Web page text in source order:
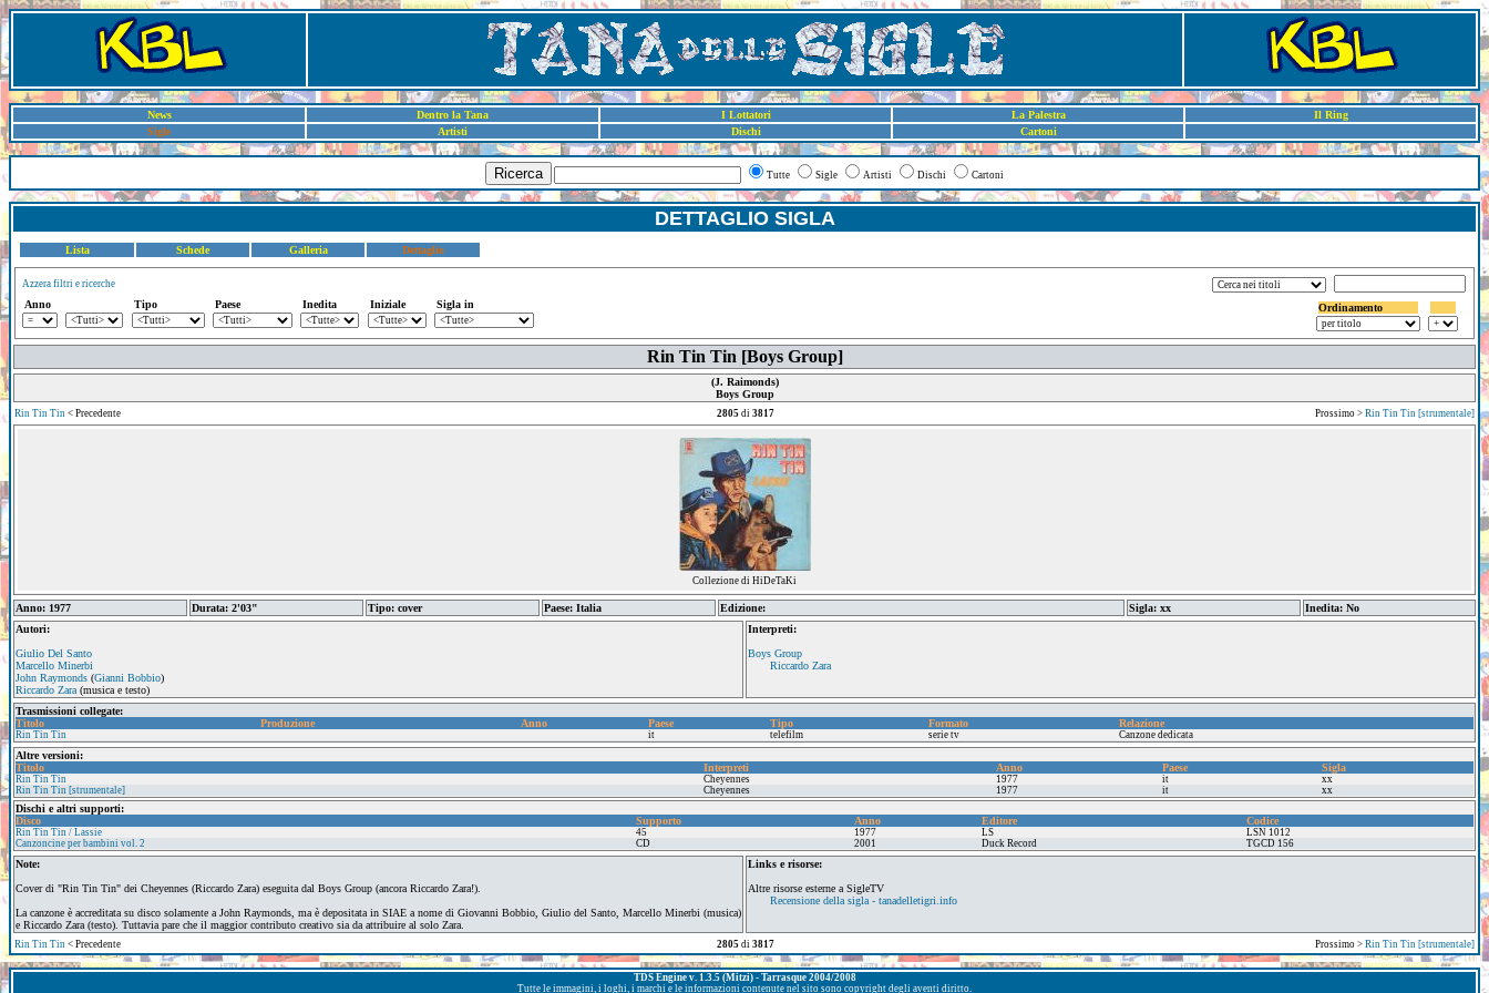
News Dentro la Tana I Lottatori La Palestra
Il Ring
Sigle
Artisti Dischi Cartoni
Ricerca Tutte Sigle Artisti Dischi Cartoni
DETTAGLIO SIGLA
Lista Schede Galleria Dettaglio
Azzera filtri e ricerche
Anno Tipo Paese Inedita Iniziale Sigla in Ordinamento
Rin Tin Tin [Boys Group]
(J. Raimonds)
Boys Group
Rin Tin Tin < Precedente 2805di 3817 Prossimo > Rin Tin Tin [strumentale]
Collezione di HiDeTaKi
Anno: 1977 Durata: 2'03" Tipo: cover Paese: Italia Edizione: Sigla: xx
Inedita: No
Autori:
Giulio Del Santo
Marcello Minerbi
John Raymonds (Gianni Bobbio)
Riccardo Zara (musica e testo)
Interpreti:
Boys Group
Riccardo Zara
Trasmissioni collegate:
Titolo
Produzione Anno Paese Tipo Formato Relazione
Rin Tin Tin it telefilm serie tv Canzone dedicata
Altre versioni:
Titolo
Interpreti Anno Paese Sigla
Rin Tin Tin Cheyennes 1977 it
xx
Rin Tin Tin [strumentale]
Cheyennes 1977 it xx
Dischi e altri supporti:
Disco
Supporto Anno Editore Codice
Rin Tin Tin / Lassie 45 1977 LS
LSN 1012
Canzoncine per bambini vol. 2
CD 2001 Duck Record TGCD 156
Note:
Cover di "Rin Tin Tin" dei Cheyennes (Riccardo Zara) eseguita dal Boys Group (ancora Riccardo Zara!).
La canzone è accreditata su disco solamente a John Raymonds, ma è depositata in SIAE a nome di Giovanni Bobbio, Giulio del Santo, Marcello Minerbi (musica)
e Riccardo Zara (testo). Tuttavia pare che il maggior contributo creativo sia da attribuire al solo Zara.
Links e risorse:
Altre risorse esterne a SigleTV
Recensione della sigla - tanadelletigri.info
Rin Tin Tin < Precedente 2805di 3817 Prossimo > Rin Tin Tin [strumentale]
TDS Engine v. 1.3.5 (Mitzi) - Tarrasque 2004/2008
Tutte le immagini, i loghi, i marchi e le informazioni contenute nel sito sono copyright degli aventi diritto.